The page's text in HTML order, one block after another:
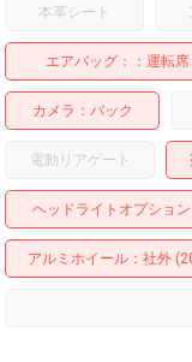
本革シート
エアバッグ： 運転席
カメラ バック
電動リアゲート
ヘッドライトオプション
アルミホイール：社外